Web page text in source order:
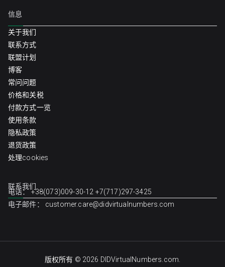
信息
关于我们
联系方式
联盟计划
博客
常问问题
价格和关税
付款方式一览
使用条款
隐私政策
退货政策
处理cookies
联系我们
电话：+38(073)009-30-12 +7(717)297-3425
电子邮件： customer.care@didvirtualnumbers.com
版权所有 © 2026 DIDVirtualNumbers.com